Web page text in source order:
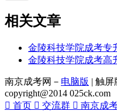
相关文章
金陵科技学院成考专
金陵科技学院成考高
南京成考网－ 电脑版 | 触屏
copyright@2014 025ck.com
 首页  交流群  南京成